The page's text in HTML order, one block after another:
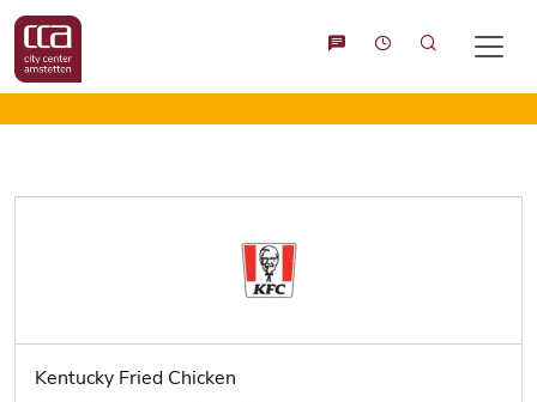
Suche
Kentucky Fried Chicken